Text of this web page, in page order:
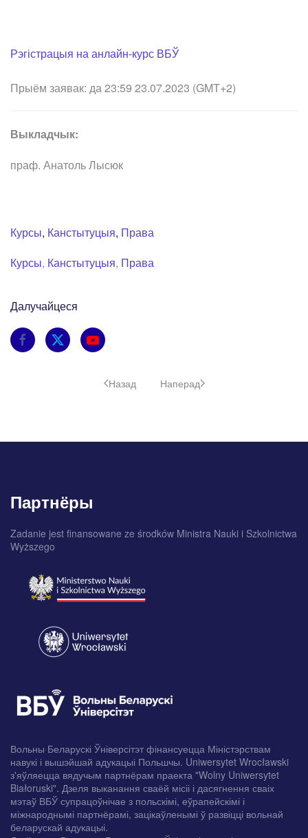
Курсы, Канстытуцыя, Права
Курсы, Канстытуцыя, Права
Далучайцеся
Рэгістрацыя на анлайн-курс ВБЎ
Прыём заявак: да 23:59 23.07.2023 (GMT+2)
Выкладчык:
праф. Анатоль Лысюк
Назад Наперад
Партнёры
Zadanie jest finansowane ze środków Ministra Nauki i Szkolnictwa
Wyższego
Вольны Беларускі Ўніверсітэт фінансуецца Міністэрствам
навукі і вышэйшай адукацыі Польшчы. Uniwersytet Wrocławski
з'яўляецца вядучым партнёрам праекта "Wolny Uniwersytet
Białoruski". Дзеля выканання сваёй місіі і дасягнення сваіх
мэтаў ВБЎ супрацоўнічае з польскімі, еўрапейскімі і
міжнароднымі партнёрамі, зацікаўленымі ў развіцці вольнай
беларускай адукацыі.